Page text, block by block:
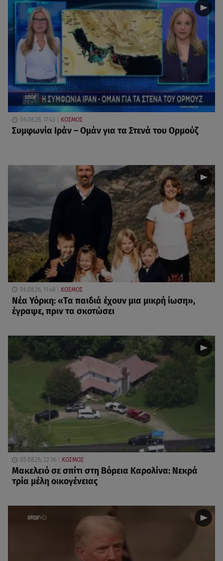
06.08.26, 17:43 ΚΟΣΜΟΣ
Συμφωνία Ιράν – Ομάν για τα Στενά του Ορμούζ
06.08.26, 11:48 ΚΟΣΜΟΣ
Νέα Υόρκη: «Τα παιδιά έχουν μια μικρή ίωση»,
έγραψε, πριν τα σκοτώσει
05.08.26, 22:36 ΚΟΣΜΟΣ
Μακελειό σε σπίτι στη Βόρεια Καρολίνα: Νεκρά
τρία μέλη οικογένειας